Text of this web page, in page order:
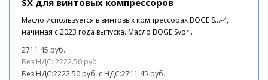
SX для винтовых компрессоров
Масло используется в винтовых компрессорах BOGE S...-4,
начиная с 2023 года выпуска. Масло BOGE Sypr..
2711.45 руб.
Без НДС: 2222.50 руб.
Без НДС:2222.50 руб. с НДС:2711.45 руб.